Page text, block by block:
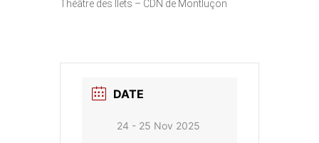
Théâtre des Îlets – CDN de Montluçon
DATE
24 - 25 Nov 2025